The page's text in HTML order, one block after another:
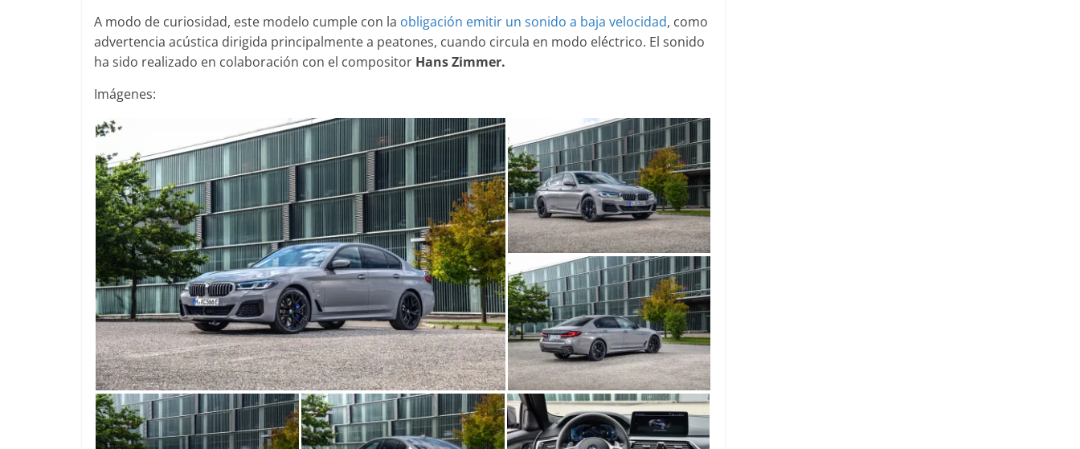
A modo de curiosidad, este modelo cumple con la obligación emitir un sonido a baja velocidad, como
advertencia acústica dirigida principalmente a peatones, cuando circula en modo eléctrico. El sonido
ha sido realizado en colaboración con el compositor Hans Zimmer.
Imágenes: